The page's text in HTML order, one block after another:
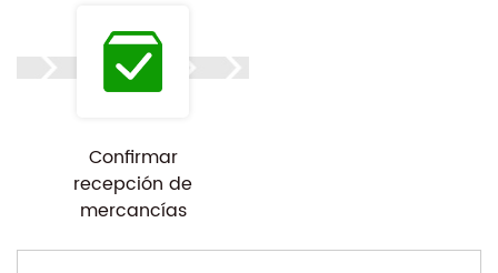
Confirmar
recepción de
mercancías